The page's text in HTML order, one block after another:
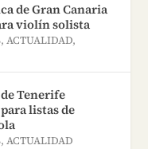
de Gran Canaria
violín solista
,ACTUALIDAD,
Tenerife
listas de
,ACTUALIDAD